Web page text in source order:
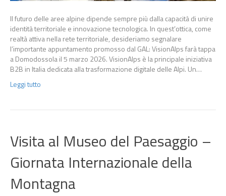
Il futuro delle aree alpine dipende sempre più dalla capacità di unire
identità territoriale e innovazione tecnologica. In quest’ottica, come
realtà attiva nella rete territoriale, desideriamo segnalare
l’importante appuntamento promosso dal GAL: VisionAlps farà tappa
a Domodossola il 5 marzo 2026. VisionAlps è la principale iniziativa
B2B in Italia dedicata alla trasformazione digitale delle Alpi. Un…
Leggi tutto
Visita al Museo del Paesaggio –
Giornata Internazionale della
Montagna